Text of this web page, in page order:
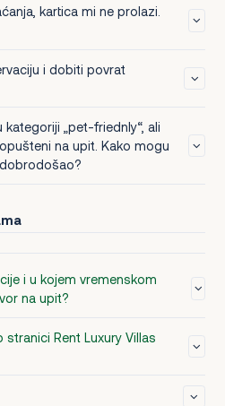
kartica mi ne prolazi.
i dobiti povrat
„pet-friednly“, ali
na upit. Kako mogu
i u kojem vremenskom
na upit?
stranici Rent Luxury Villas